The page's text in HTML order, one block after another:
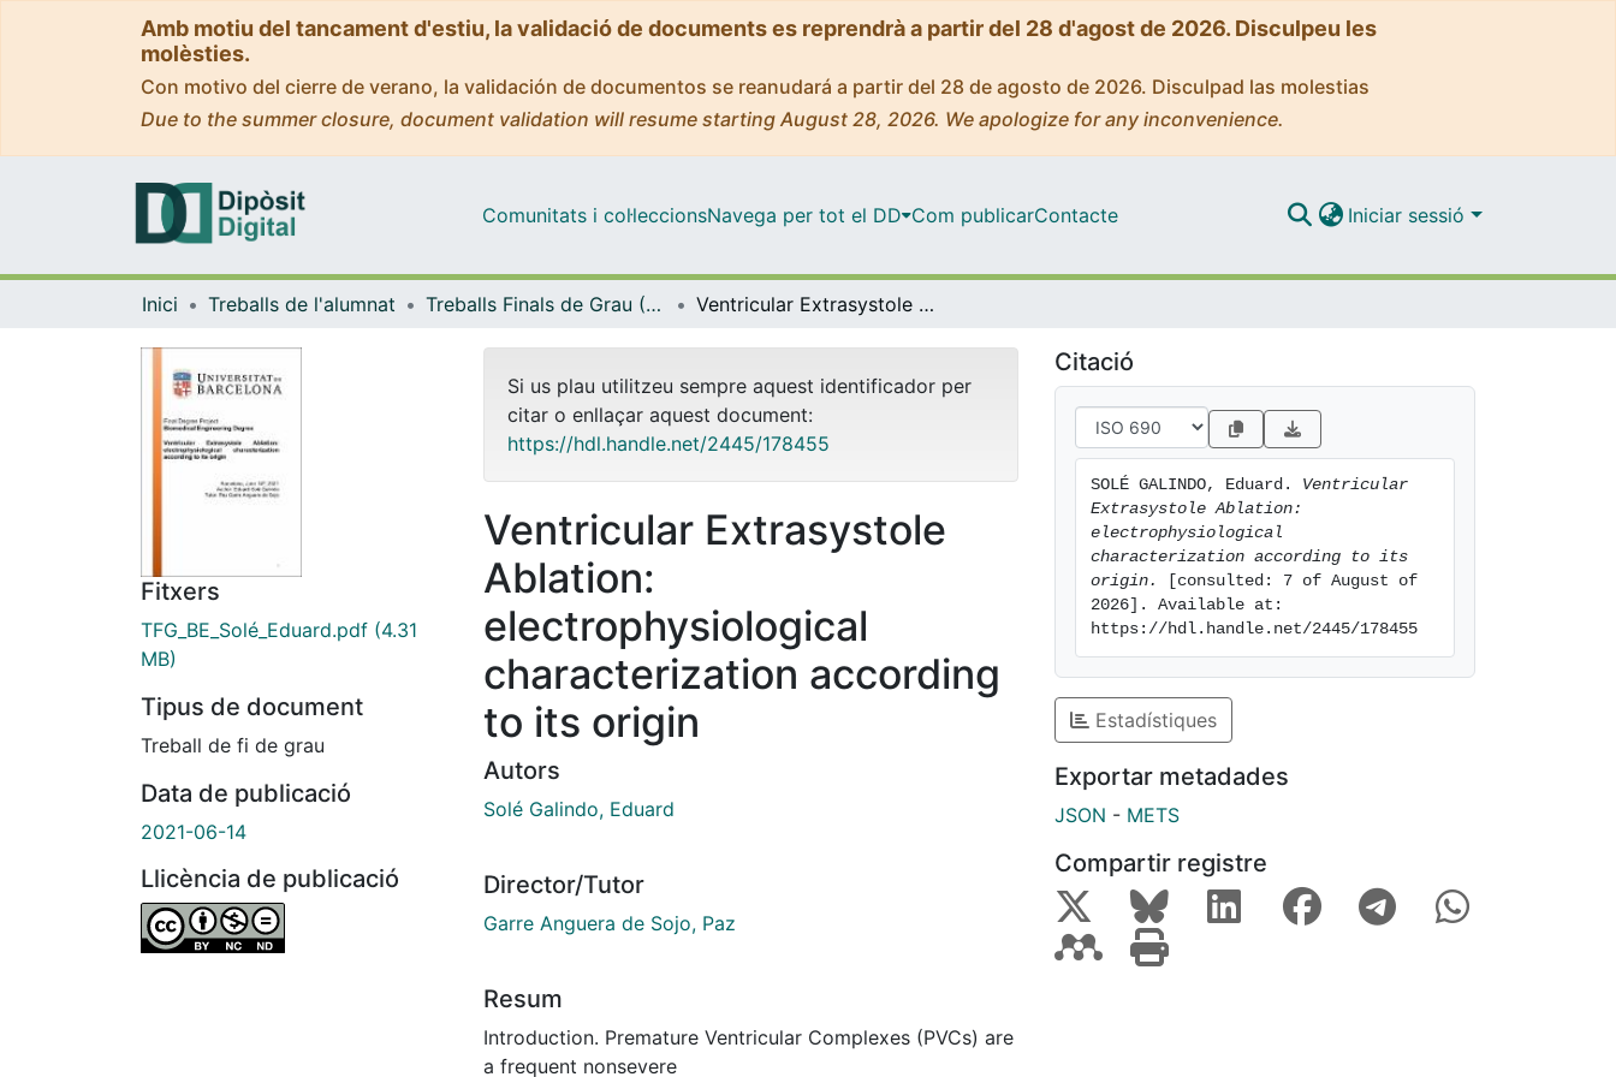
Amb motiu del tancament d'estiu, la validació de documents es reprendrà a partir del 28 d'agost de 2026. Disculpeu les
molèsties.
Con motivo del cierre de verano, la validación de documentos se reanudará a partir del 28 de agosto de 2026. Disculpad las molestias
Due to the summer closure, document validation will resume starting August 28, 2026. We apologize for any inconvenience.
Comunitats i col·leccionsNavega per tot el DD Com publicarContacte Iniciar sessió
Inici Treballs de l'alumnat Treballs Finals de Grau (TFG) - Enginyeria Biomèdica Ventricular Extrasystole Ablation: electrophysiological characterization according to its origin
Fitxers
TFG_BE_Solé_Eduard.pdf (4.31
MB)
Tipus de document
Treball de fi de grau
Data de publicació
2021-06-14
Llicència de publicació
Si us plau utilitzeu sempre aquest identificador per
citar o enllaçar aquest document:
https://hdl.handle.net/2445/178455
Ventricular Extrasystole
Ablation:
electrophysiological
characterization according
to its origin
Autors
Solé Galindo, Eduard
Director/Tutor
Garre Anguera de Sojo, Paz
Resum
Introduction. Premature Ventricular Complexes (PVCs) are
a frequent nonsevere
Citació
SOLÉ GALINDO, Eduard. Ventricular
Extrasystole Ablation:
electrophysiological
characterization according to its
origin.
[consulted: 7 of August of
2026]. Available at:
https://hdl.handle.net/2445/178455
Estadístiques
Exportar metadades
JSON - METS
Compartir registre